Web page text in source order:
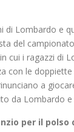
Lombardo e
del
cui i ragazzi di
con le
a
da Lombardo
per il polso